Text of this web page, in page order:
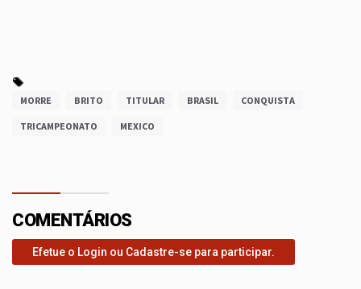
MORRE BRITO TITULAR BRASIL CONQUISTA
TRICAMPEONATO MEXICO
COMENTÁRIOS
Efetue o Login ou Cadastre-se para participar.